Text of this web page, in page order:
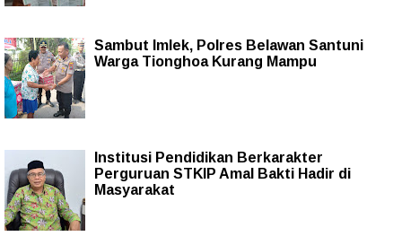
Sambut Imlek, Polres Belawan Santuni
Warga Tionghoa Kurang Mampu
lnstitusi Pendidikan Berkarakter
Perguruan STKIP Amal Bakti Hadir di
Masyarakat